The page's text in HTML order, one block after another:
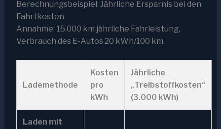
Berechnungsbeispiel: Jährliche Ersparnis bei den
Fahrtkosten
Annahme: 15.000 km jährliche Fahrleistung,
Verbrauch des E-Autos 20 kWh/100 km.
Lademethode
Kosten
pro
kWh
Jährliche
„Treibstoffkosten“
(3.000 kWh)
Laden mit